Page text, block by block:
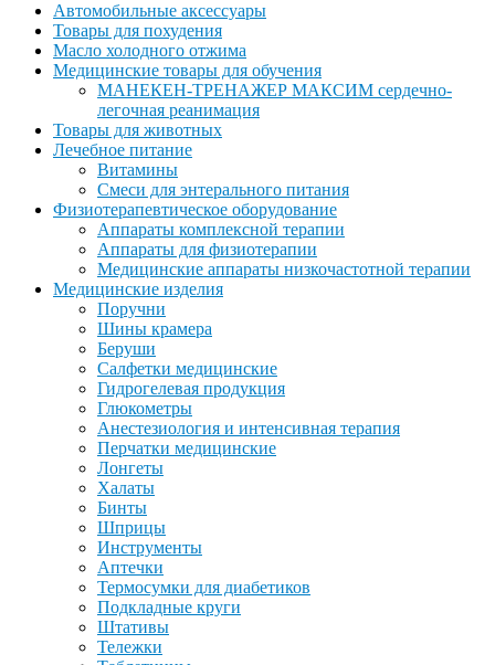
Автомобильные аксессуары
Товары для похудения
Масло холодного отжима
Медицинские товары для обучения
МАНЕКЕН-ТРЕНАЖЕР МАКСИМ сердечно-
легочная реанимация
Товары для животных
Лечебное питание
Витамины
Смеси для энтерального питания
Физиотерапевтическое оборудование
Аппараты комплексной терапии
Аппараты для физиотерапии
Медицинские аппараты низкочастотной терапии
Медицинские изделия
Поручни
Шины крамера
Беруши
Салфетки медицинские
Гидрогелевая продукция
Глюкометры
Анестезиология и интенсивная терапия
Перчатки медицинские
Лонгеты
Халаты
Бинты
Шприцы
Инструменты
Аптечки
Термосумки для диабетиков
Подкладные круги
Штативы
Тележки